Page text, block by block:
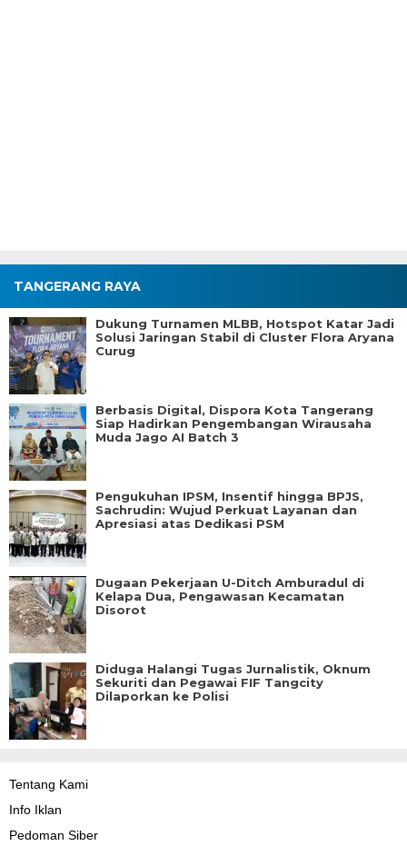
TANGERANG RAYA
Dukung Turnamen MLBB, Hotspot Katar Jadi
Solusi Jaringan Stabil di Cluster Flora Aryana
Curug
Berbasis Digital, Dispora Kota Tangerang
Siap Hadirkan Pengembangan Wirausaha
Muda Jago AI Batch 3
Pengukuhan IPSM, Insentif hingga BPJS,
Sachrudin: Wujud Perkuat Layanan dan
Apresiasi atas Dedikasi PSM
Dugaan Pekerjaan U-Ditch Amburadul di
Kelapa Dua, Pengawasan Kecamatan
Disorot
Diduga Halangi Tugas Jurnalistik, Oknum
Sekuriti dan Pegawai FIF Tangcity
Dilaporkan ke Polisi
Tentang Kami
Info Iklan
Pedoman Siber